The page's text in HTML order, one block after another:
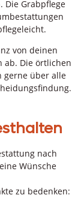
Die Grabpflege
von deinen
ab. Die örtlichen
gerne über alle
nach
Wünsche
zu bedenken: